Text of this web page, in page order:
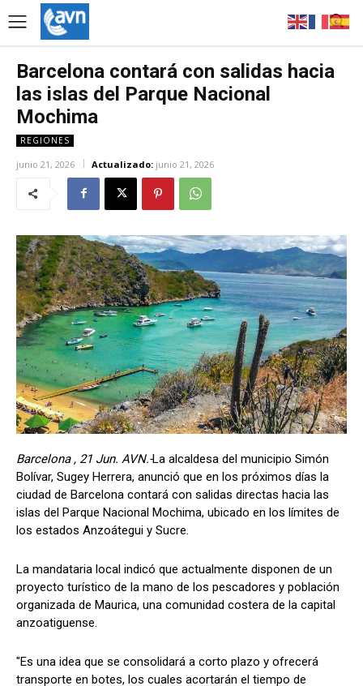
Barcelona contará con salidas hacia
las islas del Parque Nacional
Mochima
REGIONES
junio 21, 2026 Actualizado: junio 21, 2026
Barcelona , 21 Jun. AVN.-La alcaldesa del municipio Simón
Bolívar, Sugey Herrera, anunció que en los próximos días la
ciudad de Barcelona contará con salidas directas hacia las
islas del Parque Nacional Mochima, ubicado en los límites de
los estados Anzoátegui y Sucre.
La mandataria local indicó que actualmente disponen de un
proyecto turístico de la mano de los pescadores y población
organizada de Maurica, una comunidad costera de la capital
anzoatiguense.
"Es una idea que se consolidará a corto plazo y ofrecerá
transporte en botes, los cuales acortarán el tiempo de